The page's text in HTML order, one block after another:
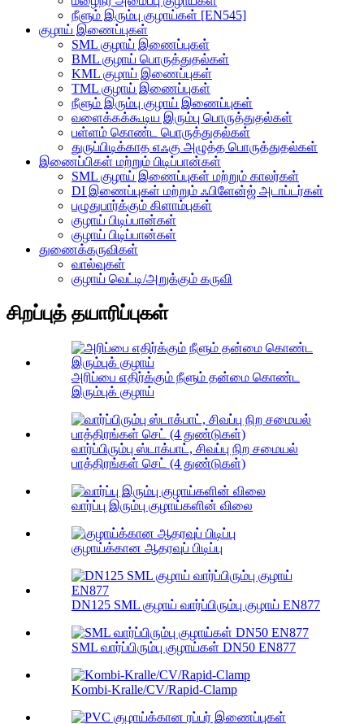
நீளும் இரும்பு குழாய்கள் [EN545]
குழாய் இணைப்புகள்
SML குழாய் இணைப்புகள்
BML குழாய் பொருத்துதல்கள்
KML குழாய் இணைப்புகள்
TML குழாய் இணைப்புகள்
நீளும் இரும்பு குழாய் இணைப்புகள்
வளைக்கக்கூடிய இரும்பு பொருத்துதல்கள்
பள்ளம் கொண்ட பொருத்துதல்கள்
துருப்பிடிக்காத எஃகு அழுத்த பொருத்துதல்கள்
இணைப்பிகள் மற்றும் பிடிப்பான்கள்
SML குழாய் இணைப்புகள் மற்றும் காலர்கள்
DI இணைப்புகள் மற்றும் ஃபிளேன்ஜ் அடாப்டர்கள்
பழுதுபார்க்கும் கிளாம்புகள்
குழாய் பிடிப்பான்கள்
குழாய் பிடிப்பான்கள்
துணைக்கருவிகள்
வால்வுகள்
குழாய் வெட்டி/அறுக்கும் கருவி
சிறப்புத் தயாரிப்புகள்
அரிப்பை எதிர்க்கும் நீளும் தன்மை கொண்ட
இரும்புக் குழாய்
வார்ப்பிரும்பு ஸ்டாக்பாட், சிவப்பு நிற சமையல்
பாத்திரங்கள் செட் (4 துண்டுகள்)
வார்ப்பு இரும்பு குழாய்களின் விலை
குழாய்க்கான ஆதரவுப் பிடிப்பு
DN125 SML குழாய் வார்ப்பிரும்பு குழாய் EN877
SML வார்ப்பிரும்பு குழாய்கள் DN50 EN877
Kombi-Kralle/CV/Rapid-Clamp